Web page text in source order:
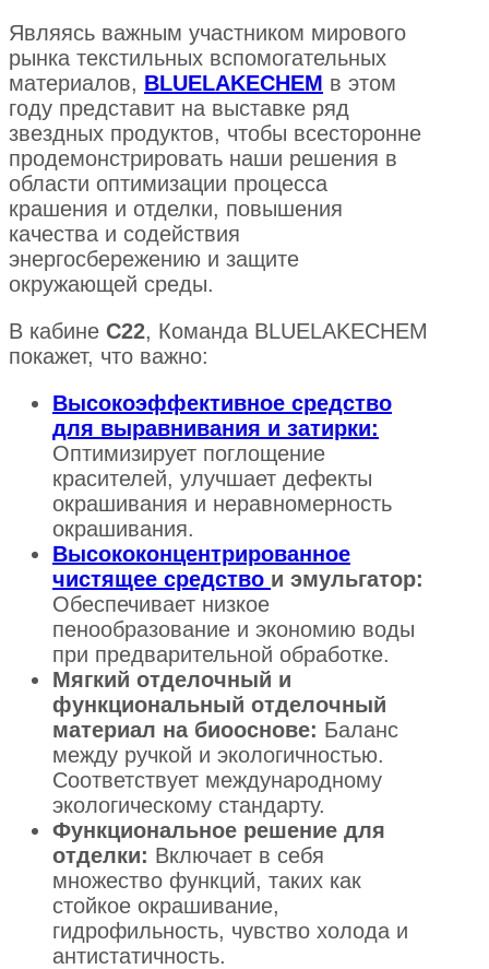
Являясь важным участником мирового
рынка текстильных вспомогательных
материалов, BLUELAKECHEM в этом
году представит на выставке ряд
звездных продуктов, чтобы всесторонне
продемонстрировать наши решения в
области оптимизации процесса
крашения и отделки, повышения
качества и содействия
энергосбережению и защите
окружающей среды.
В кабине C22, Команда BLUELAKECHEM
покажет, что важно:
Высокоэффективное средство
для выравнивания и затирки:
Оптимизирует поглощение
красителей, улучшает дефекты
окрашивания и неравномерность
окрашивания.
Высококонцентрированное
чистящее средство и эмульгатор:
Обеспечивает низкое
пенообразование и экономию воды
при предварительной обработке.
Мягкий отделочный и
функциональный отделочный
материал на биооснове: Баланс
между ручкой и экологичностью.
Соответствует международному
экологическому стандарту.
Функциональное решение для
отделки: Включает в себя
множество функций, таких как
стойкое окрашивание,
гидрофильность, чувство холода и
антистатичность.